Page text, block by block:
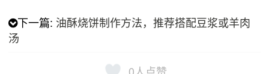
下一篇: 油酥烧饼制作方法，推荐搭配豆浆或羊肉
汤